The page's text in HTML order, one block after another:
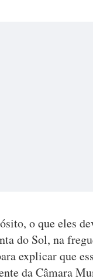
o que eles
do Sol, na
explicar que
da Câmara